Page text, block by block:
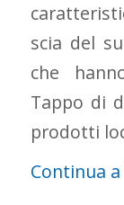
scia del
che
Tappo di
prodotti
Continua